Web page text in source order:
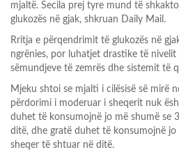
mjaltë. Secila prej tyre mund të
glukozës në gjak, shkruan Daily Mail.
Rritja e përqendrimit të glukozës në
ngrënies, por luhatjet drastike të
sëmundjeve të zemrës dhe sistemit të
Mjeku shtoi se mjalti i cilësisë së mirë
përdorimi i moderuar i sheqerit nuk
duhet të konsumojnë jo më shumë se
ditë, dhe gratë duhet të konsumojnë jo
sheqer të shtuar në ditë.